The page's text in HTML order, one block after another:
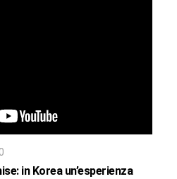
in Korea un’esperienza